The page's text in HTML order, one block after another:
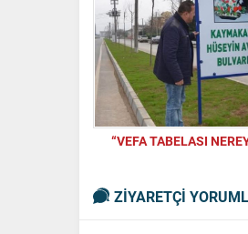
tamamlandı.
“VEFA TABELASI
ZİYARETÇİ